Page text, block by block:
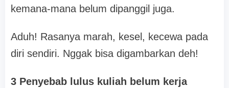
kemana-mana belum dipanggil juga.
Aduh! Rasanya marah, kesel, kecewa pada
diri sendiri. Nggak bisa digambarkan deh!
3 Penyebab lulus kuliah belum kerja